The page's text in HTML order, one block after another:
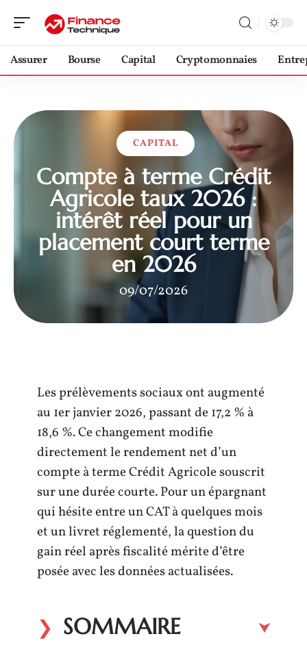
Assurer Bourse Capital Cryptomonnaies
CAPITAL
Compte à terme Crédit
Agricole taux 2026 :
intérêt réel pour un
placement court terme
en 2026
09/07/2026
Les prélèvements sociaux ont augmenté
au 1er janvier 2026, passant de 17,2 % à
18,6 %. Ce changement modifie
directement le rendement net d’un
compte à terme Crédit Agricole souscrit
sur une durée courte. Pour un épargnant
qui hésite entre un CAT à quelques mois
et un livret réglementé, la question du
gain réel après fiscalité mérite d’être
posée avec les données actualisées.
SOMMAIRE